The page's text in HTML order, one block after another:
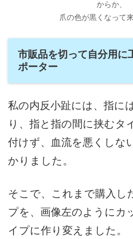
からか、
爪の色が黒くなって
市販品を切って自分用に
ポーター
私の内反小趾には、指に
り、指と指の間に挟むタ
付けず、血流を悪くしな
かりました。
そこで、これまで購入し
プを、画像左のようにカ
イプに作り変えました。